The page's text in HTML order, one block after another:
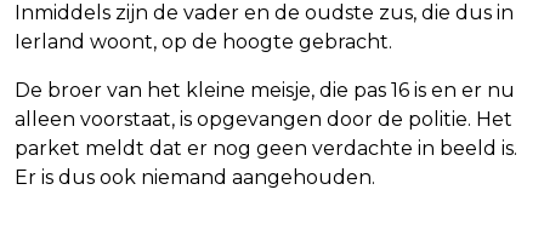
Inmiddels zijn de vader en de oudste zus, die dus in
Ierland woont, op de hoogte gebracht.
De broer van het kleine meisje, die pas 16 is en er nu
alleen voorstaat, is opgevangen door de politie. Het
parket meldt dat er nog geen verdachte in beeld is.
Er is dus ook niemand aangehouden.